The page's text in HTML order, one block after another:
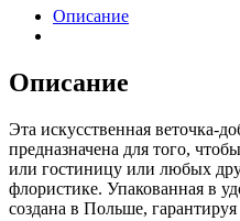
Описание
Описание
Эта искусственная веточка-
предназначена для того,
или гостиницу или любых
флористике. Упакованная в
создана в Польше, гарантируя